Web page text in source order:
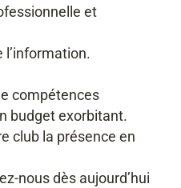
et
l’information.
compétences
budget exorbitant.
club la présence en
nous dès aujourd’hui